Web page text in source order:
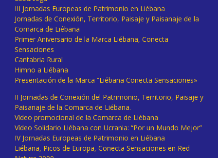
III Jornadas Europeas de Patrimonio en Liébana
Jornadas de Conexión, Territorio, Paisaje y Paisanaje de la
Comarca de Liébana
Primer Aniversario de la Marca Liébana, Conecta
Sensaciones
Cantabria Rural
Himno a Liébana
Presentación de la Marca “Liébana Conecta Sensaciones»
II Jornadas de Conexión del Patrimonio, Territorio, Paisaje y
Paisanaje de la Comarca de Liébana.
Vídeo promocional de la Comarca de Liébana
Vídeo Solidario Liébana con Ucrania: “Por un Mundo Mejor”
IV Jornadas Europeas de Patrimonio en Liébana
Liébana, Picos de Europa, Conecta Sensaciones en Red